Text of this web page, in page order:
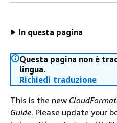
In questa pagina
Questa pagina non è
lingua.
Richiedi traduzione
This is the new
Guide. Please update your